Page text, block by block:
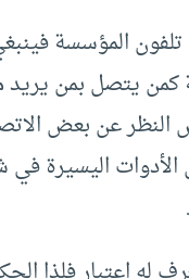
المؤسسة
يتصل بمن يريد
عن بعض
اليسيرة في